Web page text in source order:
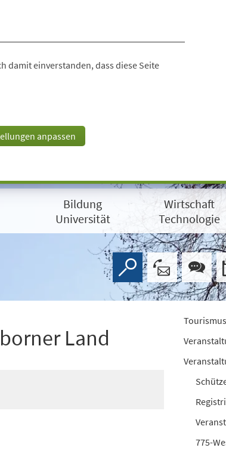
damit einverstanden, dass diese Seite
anpassen
Bildung
Universität
Wirtschaft
Technologie
Land
775-